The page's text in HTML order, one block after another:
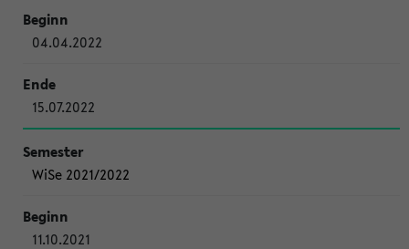
04.04.2022
15.07.2022
WiSe 2021/2022
11.10.2021